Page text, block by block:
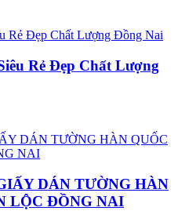
Rẻ Đẹp Chất Lượng
DÁN TƯỜNG HÀN
LỘC ĐỒNG NAI